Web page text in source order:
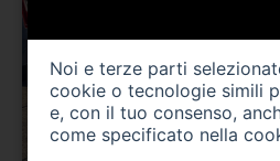
Noi e terze parti
cookie o tecnologie simili
e, con il tuo consenso,
come specificato nella